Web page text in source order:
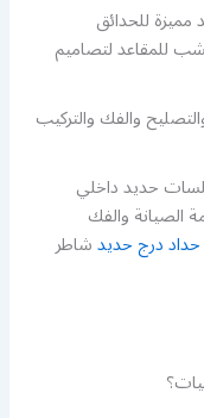
للحدائق
للمقاعد لتصاميم
والفك والتركيب
حديد داخلي
الصيانة والفك
حداد درج حديدشاطر